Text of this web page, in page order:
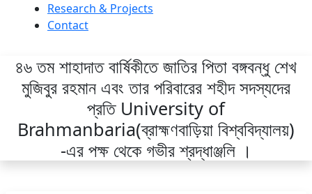
Research & Projects
Contact
৪৬ তম শাহাদাত বার্ষিকীতে জাতির পিতা বঙ্গবন্ধু শেখ
মুজিবুর রহমান এবং তার পরিবারের শহীদ সদস্যদের
প্রতি University of
Brahmanbaria(ব্রাহ্মণবাড়িয়া বিশ্ববিদ্যালয়)
-এর পক্ষ থেকে গভীর শ্রদ্ধাঞ্জলি ।